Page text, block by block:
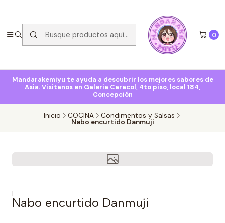
0
Mandarakemiyu te ayuda a descubrir los mejores sabores de
Asia. Visitanos en Galeria Caracol, 4to piso, local 184,
Concepción
Inicio COCINA Condimentos y Salsas
Nabo encurtido Danmuji
|
Nabo encurtido Danmuji